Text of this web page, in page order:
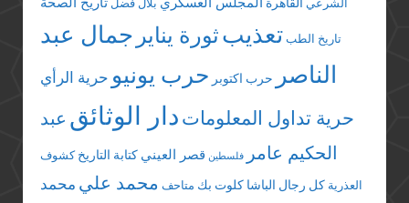
الشرعي
بلال فضل
تاريخ الطب تعذيبثورة يناير جمال عبد
الناصر
حرب اكتوبر حرب يونيو حرية الرأي
حرية تداول المعلومات دار الوثائق عبد
الحكيم عامر
فلسطين قصر العيني كتابة التاريخ كشوف
العذرية كل رجال الباشا كلوت بك متاحف محمد علي محمد